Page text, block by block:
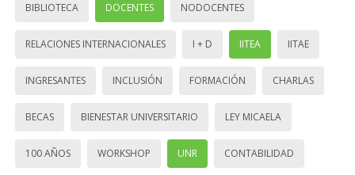
BIBLIOTECA DOCENTES NODOCENTES
RELACIONES INTERNACIONALES I + D IITEA IITAE
INGRESANTES INCLUSIÓN FORMACIÓN CHARLAS
BECAS BIENESTAR UNIVERSITARIO LEY MICAELA
100 AÑOS WORKSHOP UNR CONTABILIDAD